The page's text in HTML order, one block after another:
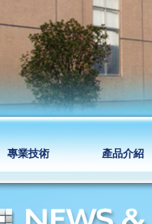
專業技術 產品介紹